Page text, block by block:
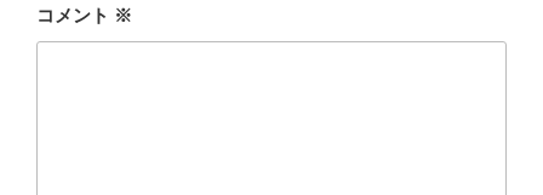
コメント ※